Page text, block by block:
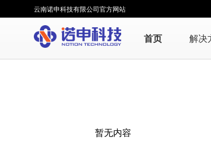
云南诺申科技有限公司官方网站
首页 解决
暂无内容